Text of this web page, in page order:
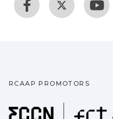
RCAAP PROMOTORS